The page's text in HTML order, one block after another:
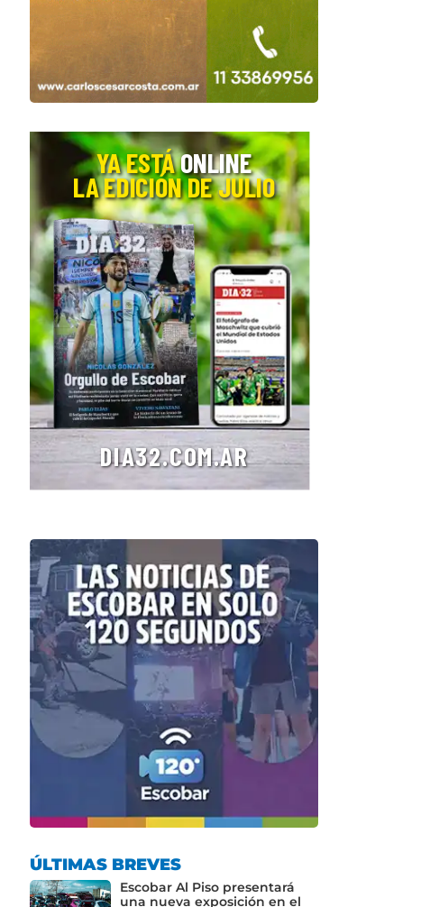
ÚLTIMAS BREVES
Escobar Al Piso presentará
una nueva exposición en el